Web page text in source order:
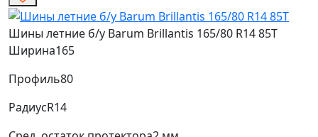
Шины летние б/у Barum Brillantis 165/80 R14 85T
Ширина165
Профиль80
РадиусR14